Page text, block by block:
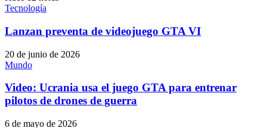
Tecnología
Lanzan preventa de videojuego GTA VI
20 de junio de 2026
Mundo
Video: Ucrania usa el juego GTA para entrenar
pilotos de drones de guerra
6 de mayo de 2026